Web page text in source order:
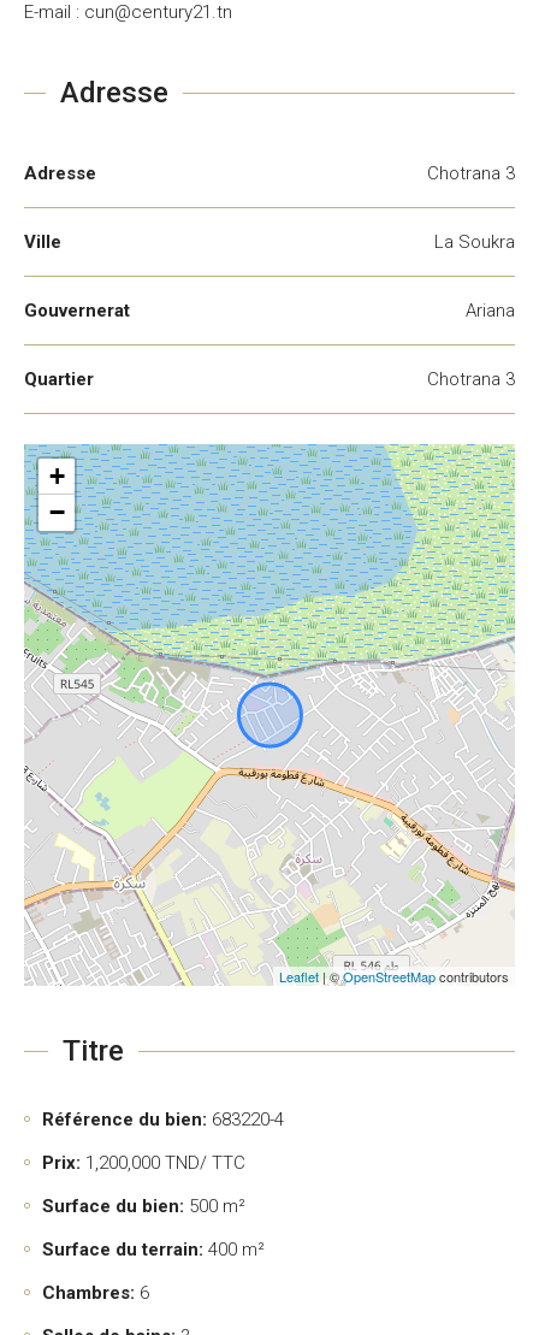
E-mail : cun@century21.tn
Adresse
Adresse Chotrana 3
Ville La Soukra
Gouvernerat Ariana
Quartier Chotrana 3
+
−
Leaflet | ©OpenStreetMapcontributors
Titre
Référence du bien: 683220-4
Prix: 1,200,000 TND/ TTC
Surface du bien: 500 m²
Surface du terrain: 400 m²
Chambres: 6